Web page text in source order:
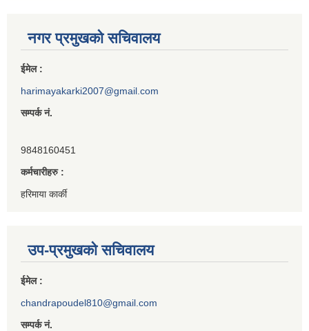
नगर प्रमुखको सचिवालय
ईमेल :
harimayakarki2007@gmail.com
सम्पर्क नं.
9848160451
कर्मचारीहरु :
हरिमाया कार्की
उप-प्रमुखको सचिवालय
ईमेल :
chandrapoudel810@gmail.com
सम्पर्क नं.